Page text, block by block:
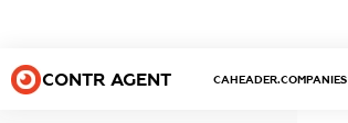
CONTR AGENT CAHEADER.COMPANIES